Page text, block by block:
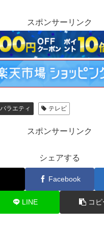
スポンサーリンク
バラエティ テレビ
スポンサーリンク
シェアする
Facebook
LINE コピ